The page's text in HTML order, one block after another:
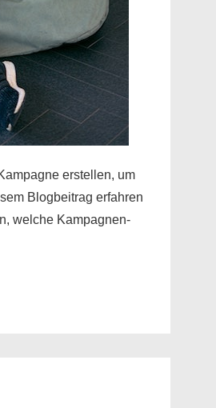
erstellen, um
Blogbeitrag erfahren
welche Kampagnen-